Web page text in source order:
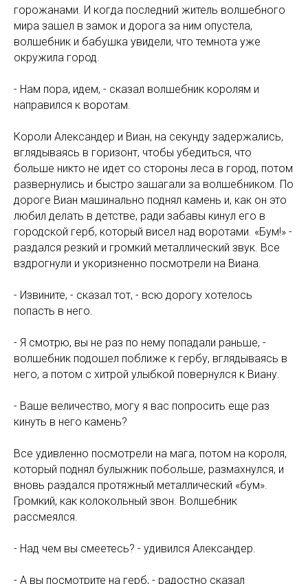
горожанами. И когда последний житель волшебного
мира зашел в замок и дорога за ним опустела,
волшебник и бабушка увидели, что темнота уже
окружила город.
- Нам пора, идем, - сказал волшебник королям и
направился к воротам.
Короли Александер и Виан, на секунду задержались,
вглядываясь в горизонт, чтобы убедиться, что
больше никто не идет со стороны леса в город, потом
развернулись и быстро зашагали за волшебником. По
дороге Виан машинально поднял камень и, как он это
любил делать в детстве, ради забавы кинул его в
городской герб, который висел над воротами. «Бум!» -
раздался резкий и громкий металлический звук. Все
вздрогнули и укоризненно посмотрели на Виана.
- Извините, - сказал тот, - всю дорогу хотелось
попасть в него.
- Я смотрю, вы не раз по нему попадали раньше, -
волшебник подошел поближе к гербу, вглядываясь в
него, а потом с хитрой улыбкой повернулся к Виану.
- Ваше величество, могу я вас попросить еще раз
кинуть в него камень?
Все удивленно посмотрели на мага, потом на короля,
который поднял булыжник побольше, размахнулся, и
вновь раздался протяжный металлический «бум».
Громкий, как колокольный звон. Волшебник
рассмеялся.
- Над чем вы смеетесь? - удивился Александер.
- А вы посмотрите на герб, - радостно сказал